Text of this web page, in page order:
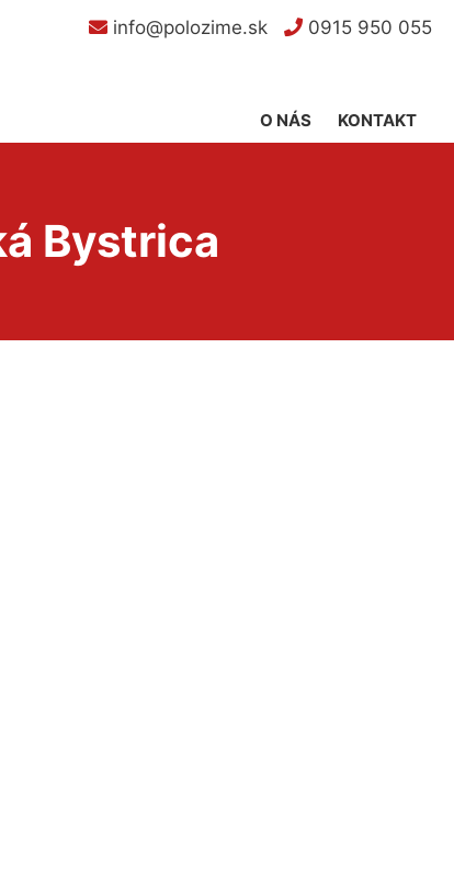
info@polozime.sk 0915 950 055
KONTAKT
O NÁS
Bystrica